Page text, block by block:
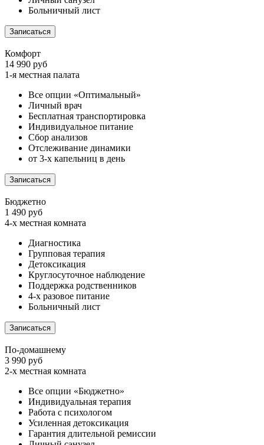
Больничный лист
Записаться
Комфорт
14 990 руб
1-я местная палата
Все опции «Оптимальный»
Личный врач
Бесплатная транспортировка
Индивидуальное питание
Сбор анализов
Отслеживание динамики
от 3-х капельниц в день
Записаться
Бюджетно
1 490 руб
4-х местная комната
Диагностика
Групповая терапия
Детоксикация
Круглосуточное наблюдение
Поддержка родственников
4-х разовое питание
Больничный лист
Записаться
По-домашнему
3 990 руб
2-х местная комната
Все опции «Бюджетно»
Индивидуальная терапия
Работа с психологом
Усиленная детоксикация
Гарантия длительной ремиссии